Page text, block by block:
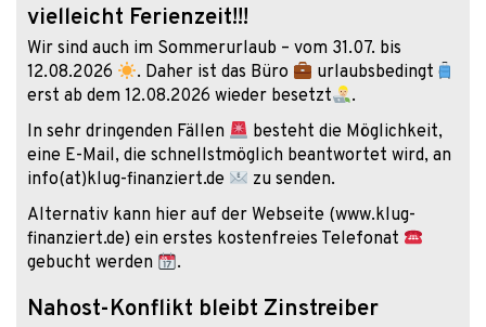
vielleicht Ferienzeit!!!
Wir sind auch im Sommerurlaub – vom 31.07. bis
12.08.2026
. Daher ist das Büro
urlaubsbedingt
erst ab dem 12.08.2026 wieder besetzt
.
In sehr dringenden Fällen
besteht die Möglichkeit,
eine E-Mail, die schnellstmöglich beantwortet wird, an
info(at)klug-finanziert.de
zu senden.
Alternativ kann hier auf der Webseite (www.klug-
finanziert.de) ein erstes kostenfreies Telefonat
gebucht werden
.
Nahost-Konflikt bleibt Zinstreiber